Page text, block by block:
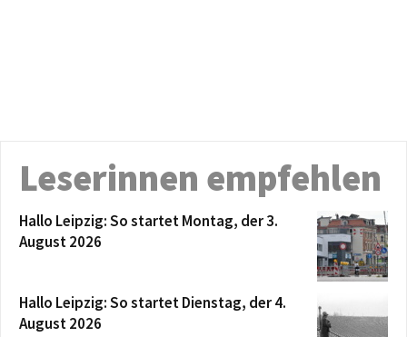
Leserinnen empfehlen
Hallo Leipzig: So startet Montag, der 3.
August 2026
Hallo Leipzig: So startet Dienstag, der 4.
August 2026